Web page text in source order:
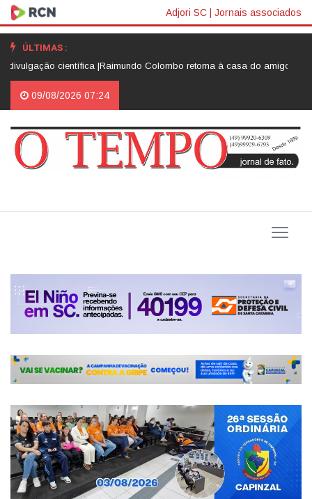
Adjori SC | Jornais associados
ÚLTIMAS :
científica |Raimundo Colombo retorna à casa do amigo Neri Luiz
09/08/2026 07:24